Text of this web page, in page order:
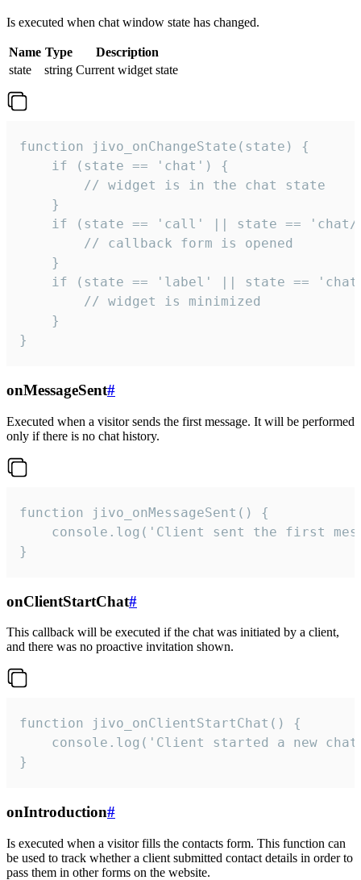
Is executed when chat window state has changed.
Name Type
Description
state
string Current widget state
function jivo_onChangeState(state) {
    if (state == 'chat') {
        // widget is in the chat state
    }
if (state == 'call' || state ==
        // callback form is opened
    }
if (state == 'label' || state ==
        // widget is minimized
    }
}
onMessageSent#
Executed when a visitor sends the first message. It will be performed
only if there is no chat history.
function jivo_onMessageSent() {
console.log('Client sent the first
}
onClientStartChat#
This callback will be executed if the chat was initiated by a client,
and there was no proactive invitation shown.
function jivo_onClientStartChat() {
console.log('Client started a new
}
onIntroduction#
Is executed when a visitor fills the contacts form. This function can
be used to track whether a client submitted contact details in order to
pass them in other forms on the website.